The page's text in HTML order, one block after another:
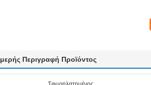
Περιγραφή Προϊόντος